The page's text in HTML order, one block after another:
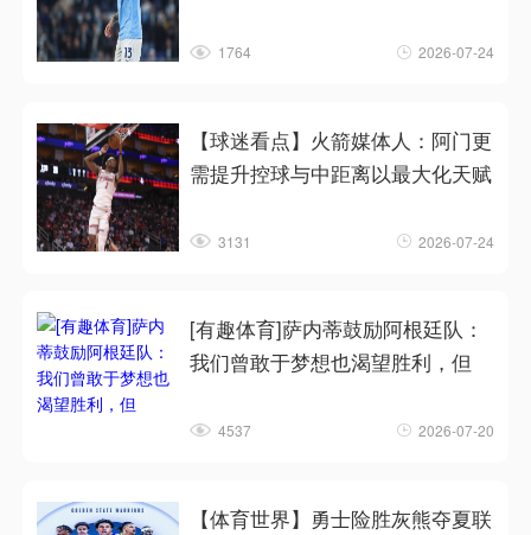
1764 2026-07-24
【球迷看点】火箭媒体人：阿门更
需提升控球与中距离以最大化天赋
3131 2026-07-24
[有趣体育]萨内蒂鼓励阿根廷队：
我们曾敢于梦想也渴望胜利，但
4537 2026-07-20
【体育世界】勇士险胜灰熊夺夏联